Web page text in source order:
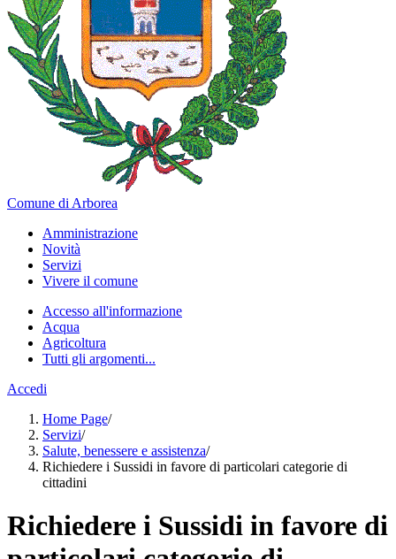
Comune di Arborea
Amministrazione
Novità
Servizi
Vivere il comune
Accesso all'informazione
Acqua
Agricoltura
Tutti gli argomenti...
Accedi
Home Page/
Servizi/
Salute, benessere e assistenza/
Richiedere i Sussidi in favore di particolari categorie di
cittadini
Richiedere i Sussidi in favore di